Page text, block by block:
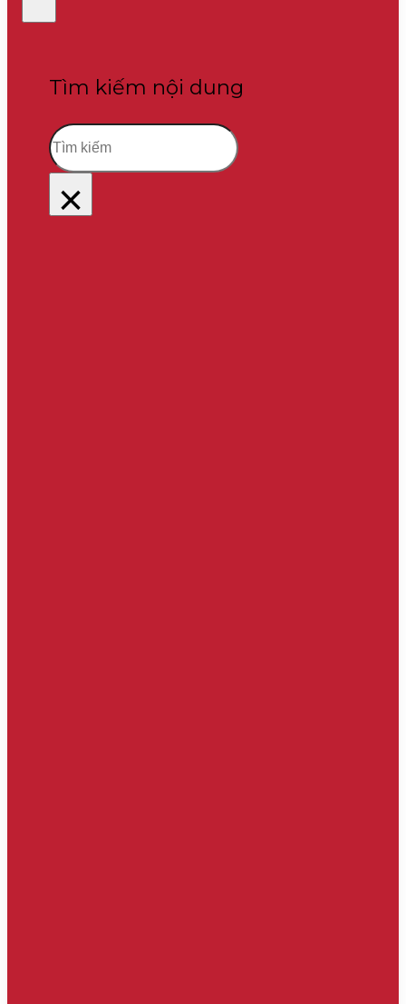
Tìm kiếm nội dung
Tìm
kiếm
×